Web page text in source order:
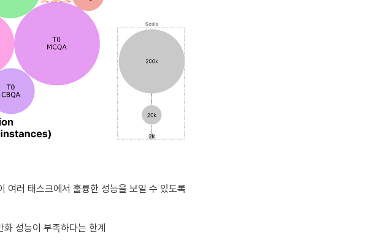
태스크에서 훌륭한 성능을 보일 수 있도록
성능이 부족하다는 한계